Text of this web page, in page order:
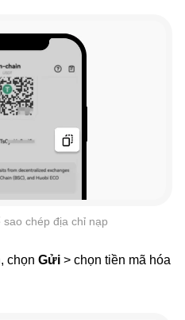
chép địa chỉ nạp
chọn Gửi > chọn tiền mã hóa